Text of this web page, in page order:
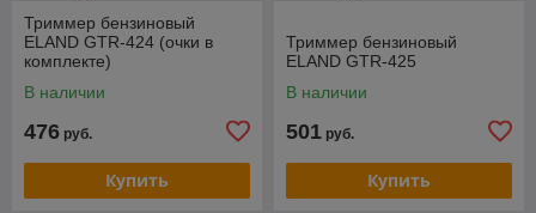
Триммер бензиновый
ELAND GTR-424 (очки в
комплекте)
В наличии
476 руб.
Купить
Триммер бензиновый
ELAND GTR-425
В наличии
501 руб.
Купить